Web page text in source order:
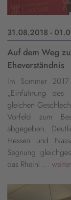
31.08.2018 -
Auf dem Weg
Eheverständnis
Im Sommer
„Einführung des
gleichen
Vorfeld zum
abgegeben.
Hessen und
Segnung
das Rheinl ...